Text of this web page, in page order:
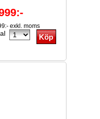
exkl. moms